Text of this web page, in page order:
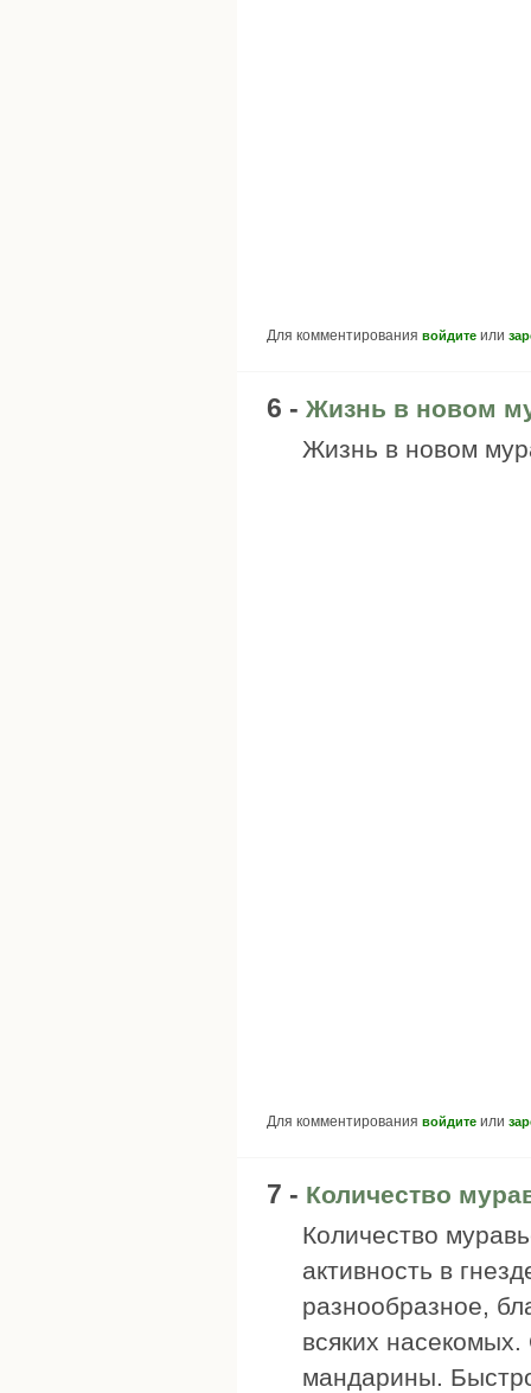
Для комментирования войдите или
6 - Жизнь в новом
Жизнь в новом
Для комментирования войдите или
7 - Количество
Количество
активность в
разнообразное,
всяких
мандарины.